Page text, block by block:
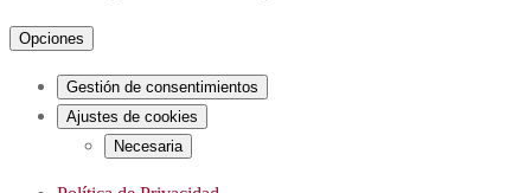
Opciones
Gestión de consentimientos
Ajustes de cookies
Necesaria